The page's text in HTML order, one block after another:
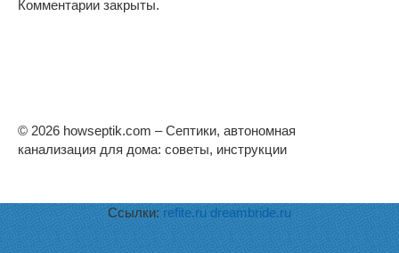
Комментарии закрыты.
© 2026 howseptik.com – Септики, автономная
канализация для дома: советы, инструкции
Ссылки: refite.ru dreambride.ru